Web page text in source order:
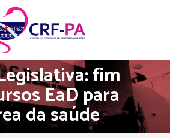
fim
EaD para
da saúde